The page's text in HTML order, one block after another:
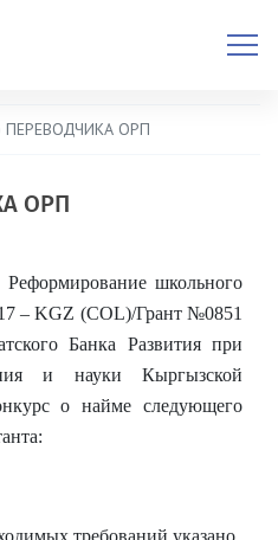
ПЕРЕВОДЧИКА ОРП
ОРП
Реформирование школьного
– KGZ (COL)/Грант №0851
Банка Развития при
и науки Кыргызской
о найме следующего
требований указано